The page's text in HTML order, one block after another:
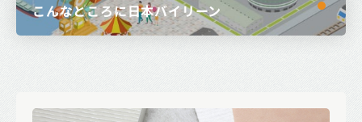
こんなところに日本バイリーン